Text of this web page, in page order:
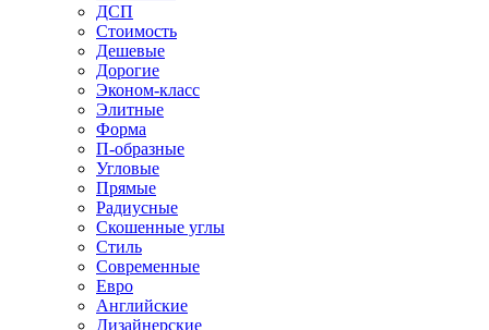
ДСП
Стоимость
Дешевые
Дорогие
Эконом-класс
Элитные
Форма
П-образные
Угловые
Прямые
Радиусные
Скошенные углы
Стиль
Современные
Евро
Английские
Дизайнерские